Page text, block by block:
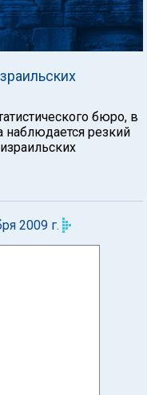
бюро, в
наблюдается резкий
2009 г.